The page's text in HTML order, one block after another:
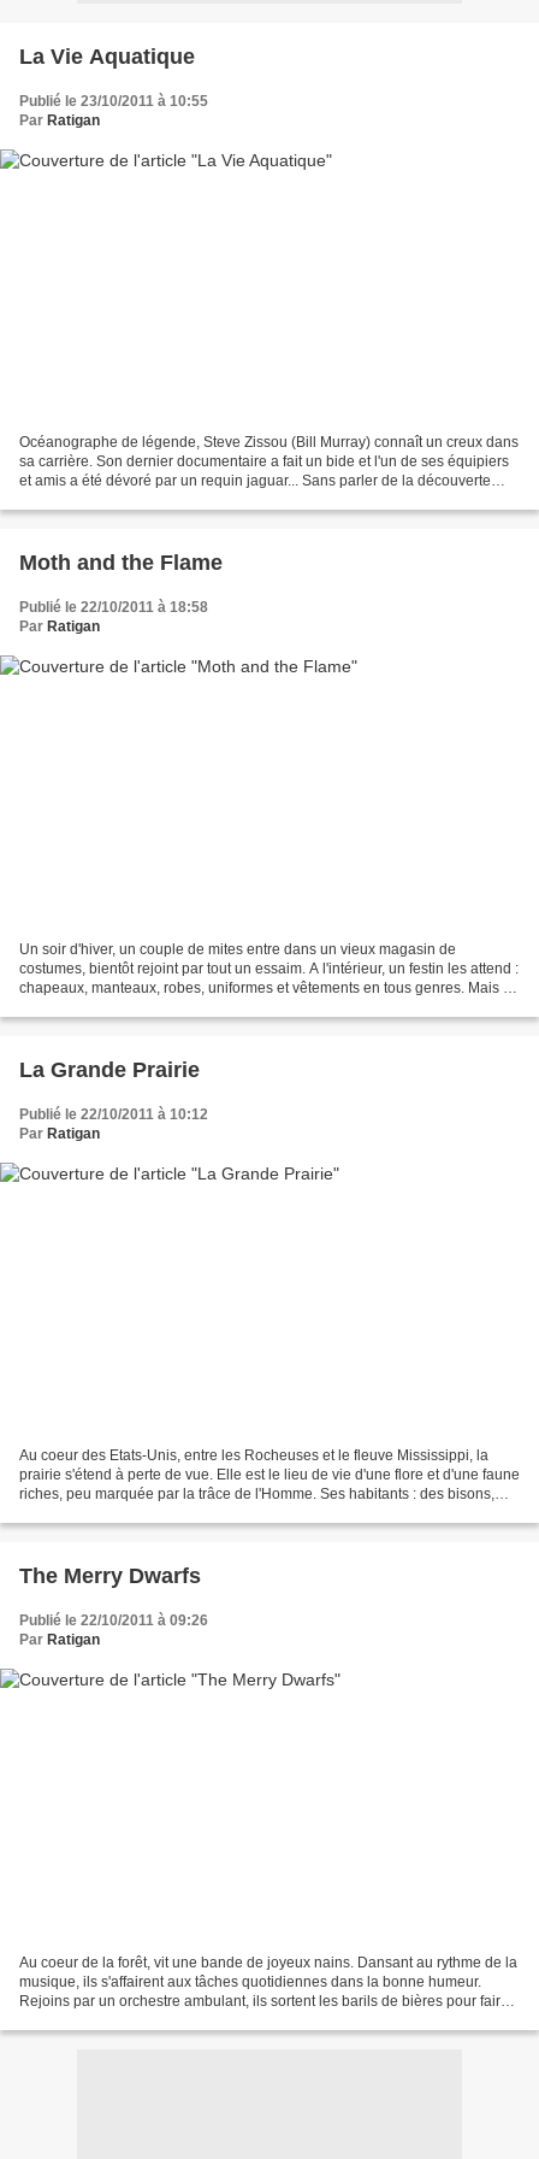
La Vie Aquatique
Publié le 23/10/2011 à 10:55
Par Ratigan
Océanographe de légende, Steve Zissou (Bill Murray) connaît un creux dans
sa carrière. Son dernier documentaire a fait un bide et l'un de ses équipiers
et amis a été dévoré par un requin jaguar... Sans parler de la découverte
Moth and the Flame
Publié le 22/10/2011 à 18:58
Par Ratigan
Un soir d'hiver, un couple de mites entre dans un vieux magasin de
costumes, bientôt rejoint par tout un essaim. A l'intérieur, un festin les attend :
chapeaux, manteaux, robes, uniformes et vêtements en tous genres. Mais la
La Grande Prairie
Publié le 22/10/2011 à 10:12
Par Ratigan
Au coeur des Etats-Unis, entre les Rocheuses et le fleuve Mississippi, la
prairie s'étend à perte de vue. Elle est le lieu de vie d'une flore et d'une faune
riches, peu marquée par la trâce de l'Homme. Ses habitants : des bisons,
The Merry Dwarfs
Publié le 22/10/2011 à 09:26
Par Ratigan
Au coeur de la forêt, vit une bande de joyeux nains. Dansant au rythme de la
musique, ils s'affairent aux tâches quotidiennes dans la bonne humeur.
Rejoins par un orchestre ambulant, ils sortent les barils de bières pour faire